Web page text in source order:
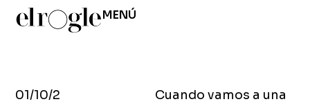
MENÚ
01/10/2
Cuando vamos a una